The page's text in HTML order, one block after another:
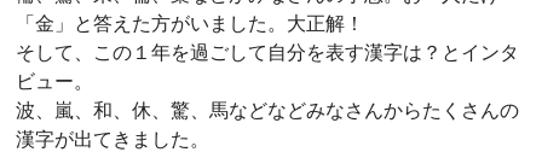
o
o
k
a
t
「金」と答えた方がいました。大正解！
そして、この１年を過ごして自分を表す漢字は？とインタ
ビュー。
波、嵐、和、休、驚、馬などなどみなさんからたくさんの
漢字が出てきました。